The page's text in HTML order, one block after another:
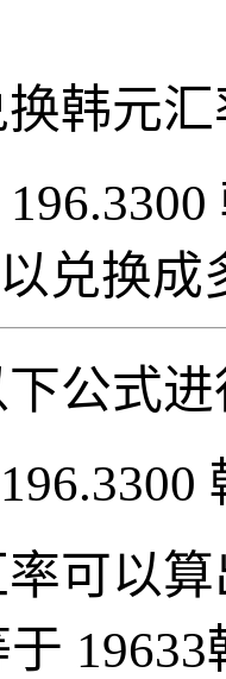
韩元
兑换成
公式
可以